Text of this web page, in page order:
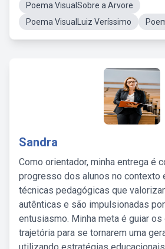
Poema VisualSobre a Arvore
Poema VisualLuiz Veríssimo
Sandra
Como orientador, minha entrega é
progresso dos alunos no contexto
técnicas pedagógicas que
autênticas e são impulsionadas
entusiasmo. Minha meta é guiar
trajetória para se tornarem uma